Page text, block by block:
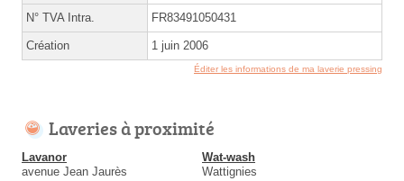
N° TVA Intra. FR83491050431
Création 1 juin 2006
Éditer les informations de ma laverie pressing
Laveries à proximité
Lavanor
avenue Jean Jaurès
Wat-wash
Wattignies